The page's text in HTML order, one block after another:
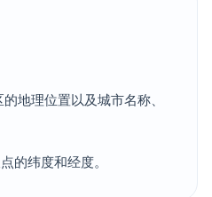
地理位置以及城市名称、
的纬度和经度。